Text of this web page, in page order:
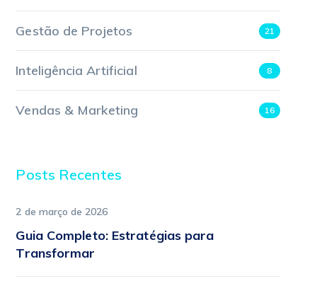
Gestão de Projetos 21
Inteligência Artificial 8
Vendas & Marketing 16
Posts Recentes
2 de março de 2026
Guia Completo: Estratégias para
Transformar